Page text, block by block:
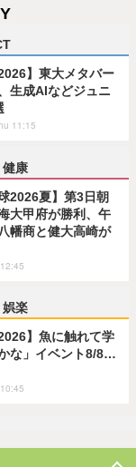
】東大メタバー
生成AIなどジュニ
11:15
健康
2026夏】第3日朝
大甲府が勝利、午
幡商と健大高崎が
娯楽
】魚に触れて学
な」イベント8/8…